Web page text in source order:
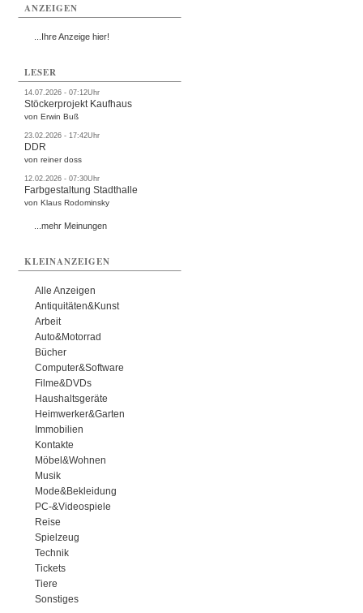
ANZEIGEN
...Ihre Anzeige hier!
LESER
14.07.2026 - 07:12Uhr
Stöckerprojekt Kaufhaus
von Erwin Buß
23.02.2026 - 17:42Uhr
DDR
von reiner doss
12.02.2026 - 07:30Uhr
Farbgestaltung Stadthalle
von Klaus Rodominsky
...mehr Meinungen
KLEINANZEIGEN
Alle Anzeigen
Antiquitäten&Kunst
Arbeit
Auto&Motorrad
Bücher
Computer&Software
Filme&DVDs
Haushaltsgeräte
Heimwerker&Garten
Immobilien
Kontakte
Möbel&Wohnen
Musik
Mode&Bekleidung
PC-&Videospiele
Reise
Spielzeug
Technik
Tickets
Tiere
Sonstiges